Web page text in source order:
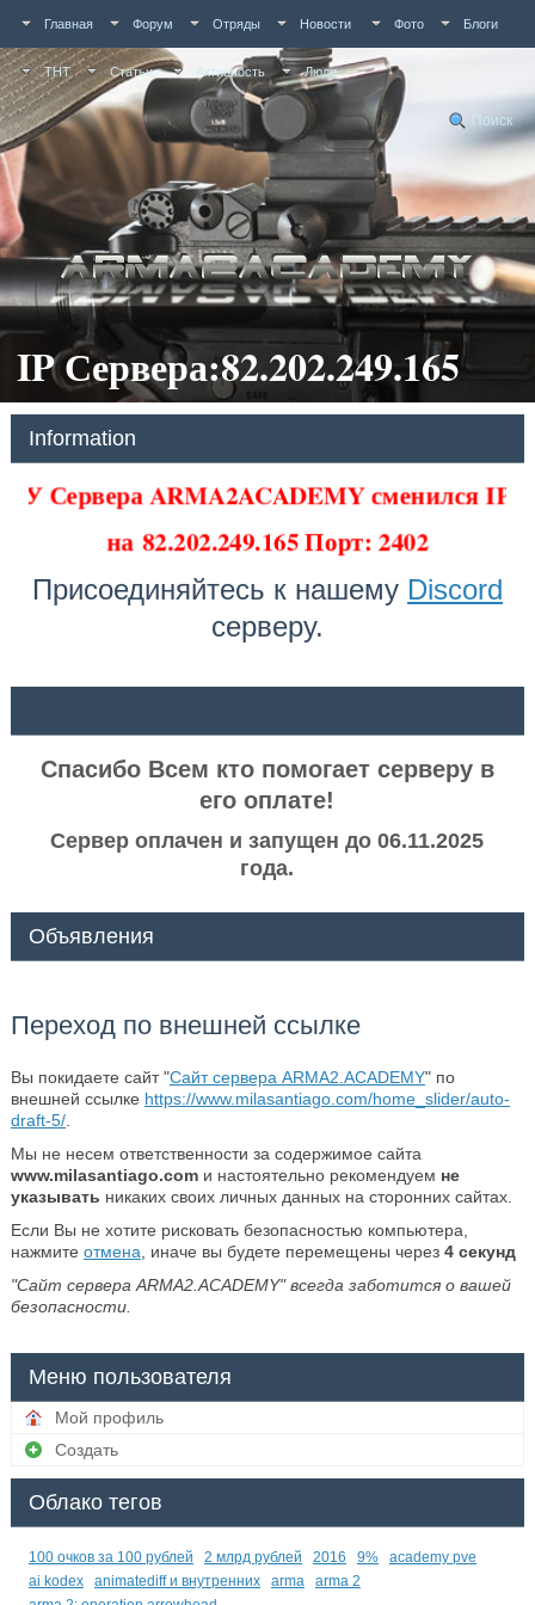
Главная Форум Отряды Новости Фото Блоги
ТНТ Статьи Активность Люди
Поиск
IP Сервера:82.202.249.165
Information
У Сервера ARMA2ACADEMY сменился IP
на82.202.249.165 Порт: 2402
Присоединяйтесь к нашему Discord
серверу.
Спасибо Всем кто помогает серверу в
его оплате!
Сервер оплачен и запущен до 06.11.2025
года.
Объявления
Переход по внешней ссылке
Вы покидаете сайт "Сайт сервера ARMA2.ACADEMY" по
внешней ссылке https://www.milasantiago.com/home_slider/auto-
draft-5/.
Мы не несем ответственности за содержимое сайта
www.milasantiago.comи настоятельно рекомендуем не
указывать никаких своих личных данных на сторонних сайтах.
Если Вы не хотите рисковать безопасностью компьютера,
нажмите отмена , иначе вы будете перемещены через 4секунд
"Сайт сервера ARMA2.ACADEMY" всегда заботится о вашей
безопасности.
Меню пользователя
Мой профиль
Создать
Облако тегов
100 очков за 100 рублей 2 млрд рублей 2016 9%
academy pve
ai kodex
animatediff и внутренних arma
arma 2